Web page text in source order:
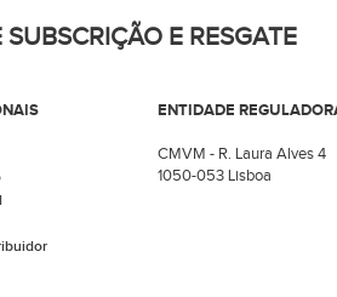
E RESGATE
ENTIDADE
CMVM - R. Laura Alves 4
1050-053 Lisboa